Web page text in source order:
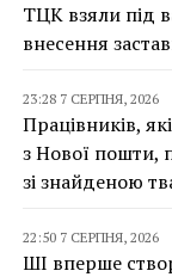
ТЦК взяли під
внесення
23:28 7 СЕРПНЯ, 2026
Працівників,
з Нової пошти,
зі знайденою
22:50 7 СЕРПНЯ, 2026
ШІ вперше